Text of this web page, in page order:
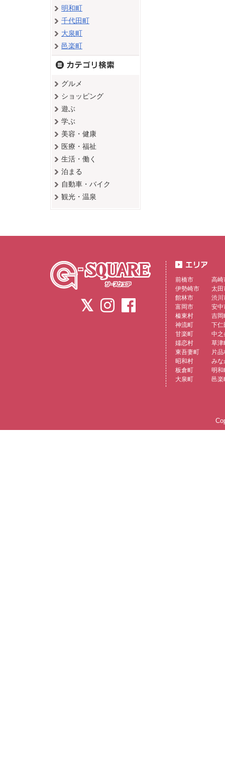
明和町
千代田町
大泉町
邑楽町
グルメ
ショッピング
遊ぶ
学ぶ
美容・健康
医療・福祉
生活・働く
泊まる
自動車・バイク
観光・温泉
前橋市
高崎
伊勢崎市
太田
館林市
渋川
富岡市
安中
榛東村
吉岡
神流町
下仁
甘楽町
中之
嬬恋村
草津
東吾妻町
片品
昭和村
みな
板倉町
明和
大泉町
邑楽